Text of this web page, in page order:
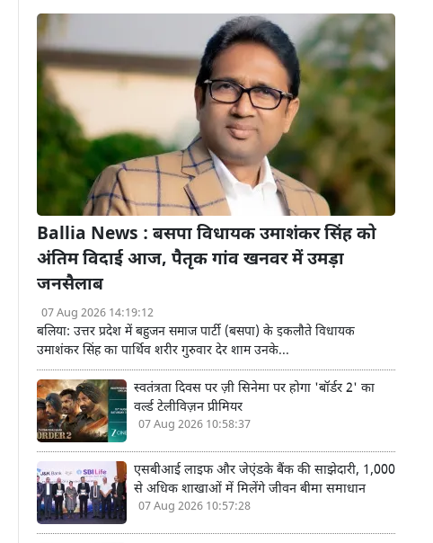
Ballia News : बसपा विधायक उमाशंकर सिंह को
अंतिम विदाई आज, पैतृक गांव खनवर में उमड़ा
जनसैलाब
07 Aug 2026 14:19:12
बलिया: उत्तर प्रदेश में बहुजन समाज पार्टी (बसपा) के इकलौते विधायक
उमाशंकर सिंह का पार्थिव शरीर गुरुवार देर शाम उनके...
स्वतंत्रता दिवस पर ज़ी सिनेमा पर होगा 'बॉर्डर 2' का
वर्ल्ड टेलीविज़न प्रीमियर
07 Aug 2026 10:58:37
एसबीआई लाइफ और जेएंडके बैंक की साझेदारी, 1,000
से अधिक शाखाओं में मिलेंगे जीवन बीमा समाधान
07 Aug 2026 10:57:28